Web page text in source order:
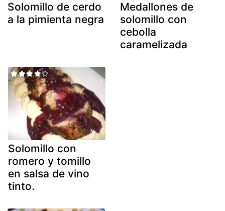
Solomillo de cerdo
a la pimienta negra
Medallones de
solomillo con
cebolla
caramelizada
Solomillo con
romero y tomillo
en salsa de vino
tinto.